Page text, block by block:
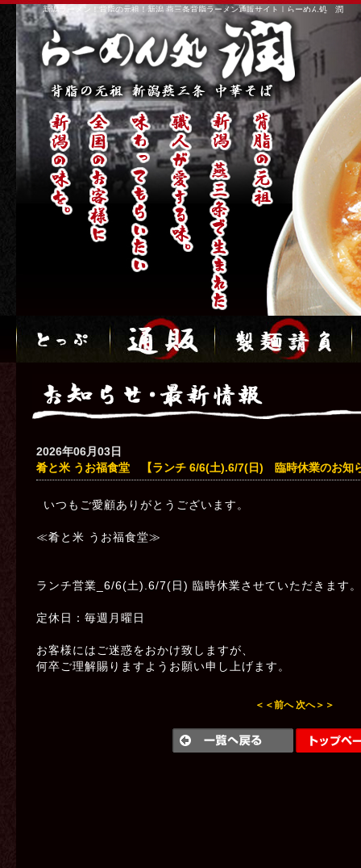
新潟ラーメン！背脂の元祖！新潟 燕三条背脂ラーメン通販サイト｜らーめん処 潤
2026年06月03日
肴と米 うお福食堂 【ランチ 6/6(土).6/7(日) 臨時休業のお知
いつもご愛顧ありがとうございます。
≪肴と米 うお福食堂≫
ランチ営業_6/6(土).6/7(日) 臨時休業させていただきます。
定休日：毎週月曜日
お客様にはご迷惑をおかけ致しますが、
何卒ご理解賜りますようお願い申し上げます。
＜＜前へ 次へ＞＞